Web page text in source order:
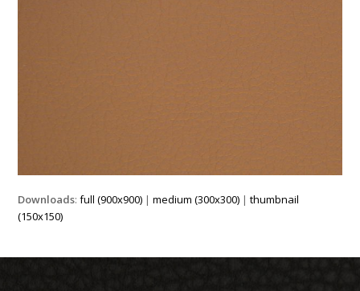
Downloads:full (900x900) |medium (300x300) |thumbnail
(150x150)